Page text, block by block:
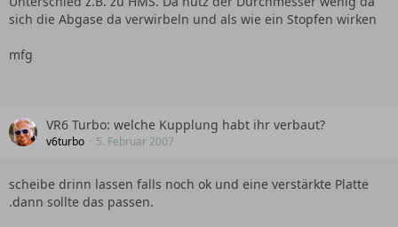
sich die Abgase da verwirbeln und als wie ein Stopfen wirken
mfg
VR6 Turbo: welche Kupplung habt ihr verbaut?
v6turbo 5. Februar 2007
scheibe drinn lassen falls noch ok und eine verstärkte Platte
.dann sollte das passen.